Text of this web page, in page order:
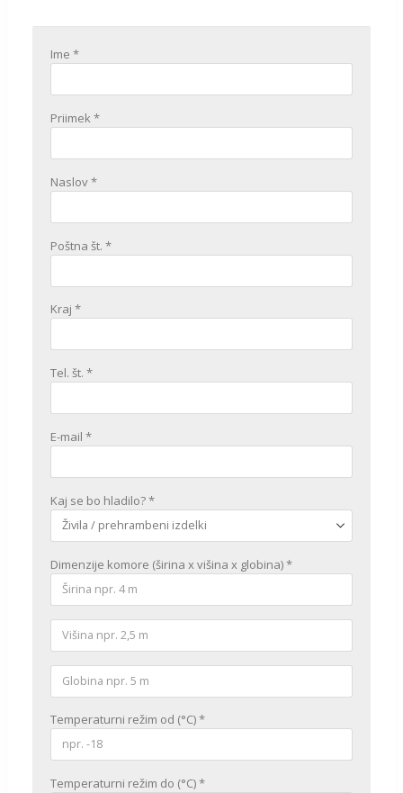
Ime *
Priimek *
Naslov *
Poštna št. *
Kraj *
Tel. št. *
E-mail *
Kaj se bo hladilo? *
Dimenzije komore (širina x višina x globina) *
Temperaturni režim od (°C) *
Temperaturni režim do (°C) *